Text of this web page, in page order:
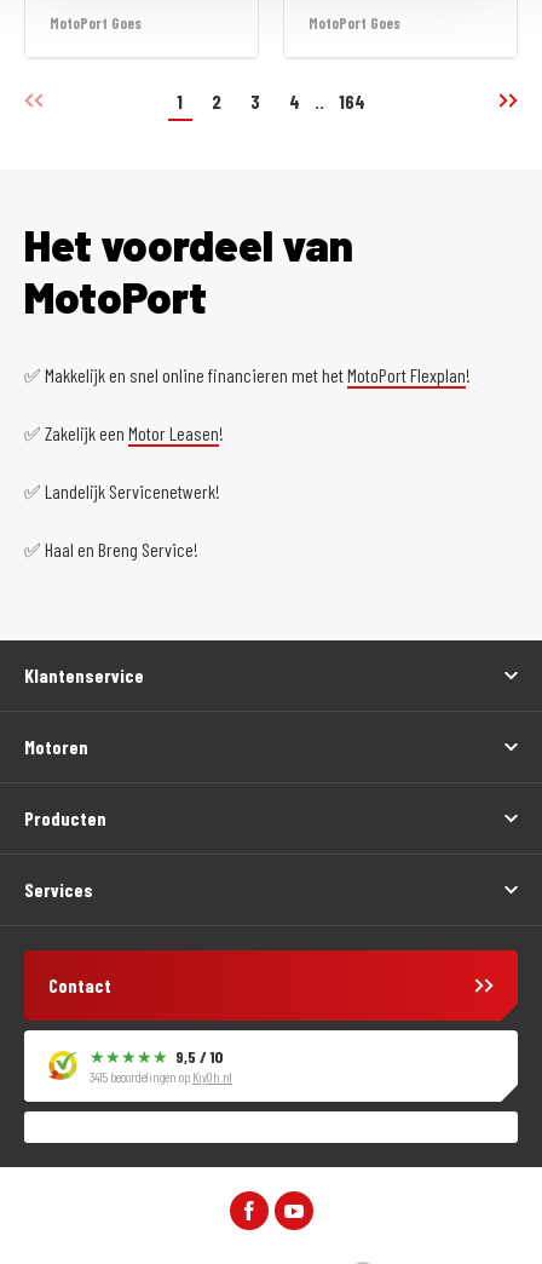
MotoPort Goes
MotoPort Goes
1 2 3 4 .. 164
Het voordeel van
MotoPort
✅ Makkelijk en snel online financieren met hetMotoPort Flexplan!
✅ Zakelijk een Motor Leasen!
✅ Landelijk Servicenetwerk!
✅ Haal en Breng Service!
Klantenservice
Motoren
Producten
Services
Contact
9,5 / 10
3415 beoordelingen op KiyOh.nl